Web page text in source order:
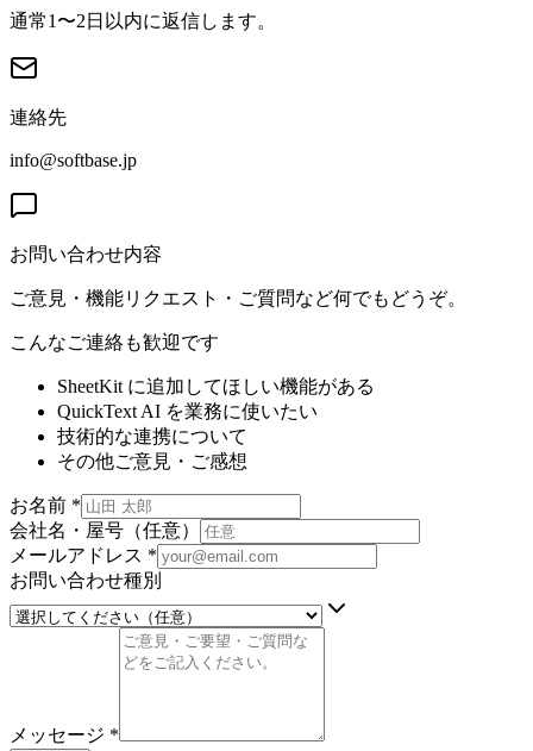
通常1〜2日以内に返信します。
連絡先
info@softbase.jp
お問い合わせ内容
ご意見・機能リクエスト・ご質問など何でもどうぞ。
こんなご連絡も歓迎です
SheetKit に追加してほしい機能がある
QuickText AI を業務に使いたい
技術的な連携について
その他ご意見・ご感想
お名前 *
会社名・屋号（任意）
メールアドレス *
お問い合わせ種別
メッセージ *